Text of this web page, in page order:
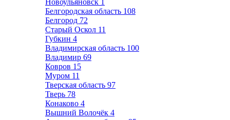
Новоульяновск 1
Белгородская область 108
Белгород 72
Старый Оскол 11
Губкин 4
Владимирская область 100
Владимир 69
Ковров 15
Муром 11
Тверская область 97
Тверь 78
Конаково 4
Вышний Волочёк 4